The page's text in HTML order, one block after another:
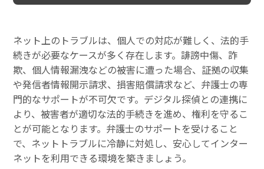
ネット上のトラブルは、個人での対応が難しく、法的手
続きが必要なケースが多く存在します。誹謗中傷、詐
欺、個人情報漏洩などの被害に遭った場合、証拠の収集
や発信者情報開示請求、損害賠償請求など、弁護士の専
門的なサポートが不可欠です。デジタル探偵との連携に
より、被害者が適切な法的手続きを進め、権利を守るこ
とが可能となります。弁護士のサポートを受けること
で、ネットトラブルに冷静に対処し、安心してインター
ネットを利用できる環境を築きましょう。